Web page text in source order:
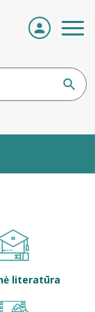
literatūra